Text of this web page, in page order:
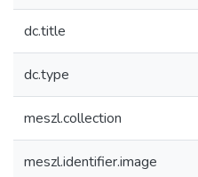
dc.title
dc.type
meszl.collection
meszl.identifier.image